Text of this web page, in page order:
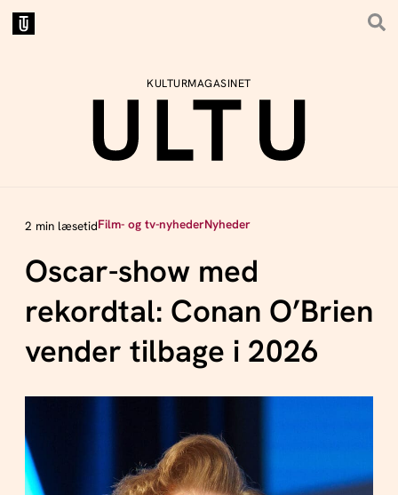
KULTURMAGASINET
2 min læsetidFilm- og tv-nyhederNyheder
Oscar-show med
rekordtal: Conan O’Brien
vender tilbage i 2026